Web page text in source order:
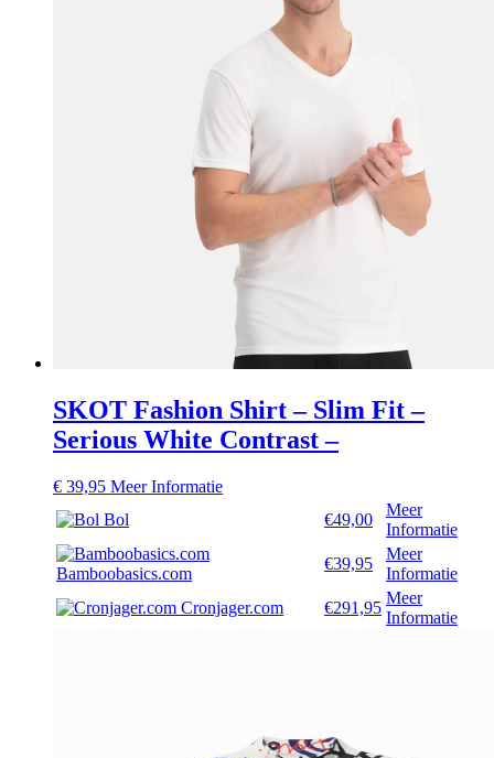
SKOT Fashion Shirt – Slim Fit –
Serious White Contrast –
€ 39,95 Meer Informatie
Bol
€49,00
Meer
Informatie
Bamboobasics.com
€39,95
Meer
Informatie
Cronjager.com
€291,95
Meer
Informatie